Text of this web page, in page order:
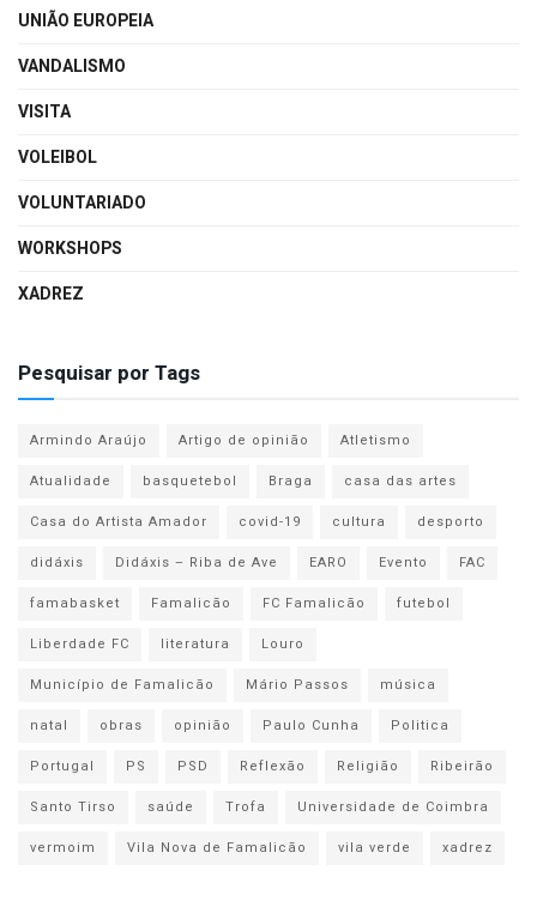
UNIÃO EUROPEIA
VANDALISMO
VISITA
VOLEIBOL
VOLUNTARIADO
WORKSHOPS
XADREZ
Pesquisar por Tags
Armindo Araújo Artigo de opinião
Atletismo
Atualidade
basquetebol Braga
casa das artes
Casa do Artista Amador
covid-19 cultura
desporto
didáxis
Didáxis – Riba de Ave EARO Evento
FAC
famabasket
Famalicão FC Famalicão
futebol
Liberdade FC
literatura
Louro
Município de Famalicão
Mário Passos
música
natal
obras opinião Paulo Cunha
Politica
Portugal
PS PSD Reflexão Religião
Ribeirão
Santo Tirso
saúde Trofa
Universidade de Coimbra
vermoim
Vila Nova de Famalicão vila verde xadrez